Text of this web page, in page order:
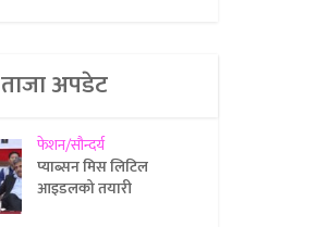
ताजा अपडेट
फेशन/सौन्दर्य
प्याब्सन मिस लिटिल
आइडलको तयारी